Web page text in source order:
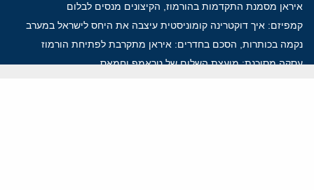
איראן מסמנת התקדמות בהורמוז, הקיצונים מנסים לבלום
קמפיזם: איך דוקטרינה קומוניסטית עיצבה את היחס לישראל במערב
נקמה בכותרות, הסכם בחדרים: איראן מתקרבת לפתיחת הורמוז
עסקה מסוכנת: מועצת השלום של טראמפ וחמאס